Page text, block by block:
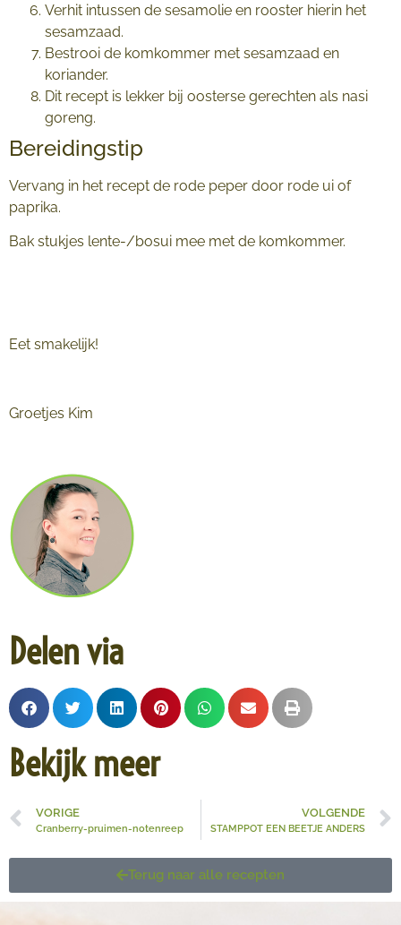
Verhit intussen de sesamolie en rooster hierin het
sesamzaad.
Bestrooi de komkommer met sesamzaad en
koriander.
Dit recept is lekker bij oosterse gerechten als nasi
goreng.
Bereidingstip
Vervang in het recept de rode peper door rode ui of
paprika.
Bak stukjes lente-/bosui mee met de komkommer.
Eet smakelijk!
Groetjes Kim
Delen via
Bekijk meer
VORIGE
Cran­ber­ry-prui­men-no­ten­reep
VOLGENDE
STAMPPOT EEN BEETJE ANDERS
Terug naar alle recepten